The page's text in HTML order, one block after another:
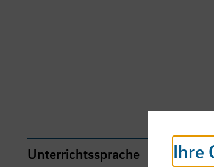
Unterrichtssprache
Ihre